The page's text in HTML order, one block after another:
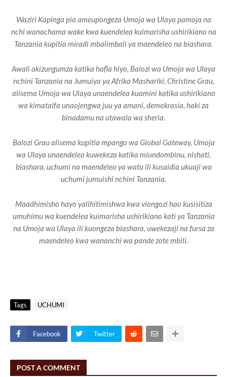
Waziri Kapinga pia ameupongeza Umoja wa Ulaya pamoja na
nchi wanachama wake kwa kuendelea kuimarisha ushirikiano na
Tanzania kupitia miradi mbalimbali ya maendeleo na biashara.
Awali akizungumza katika hafla hiyo, Balozi wa Umoja wa Ulaya
nchini Tanzania na Jumuiya ya Afrika Mashariki, Christine Grau,
alisema Umoja wa Ulaya unaendelea kuamini katika ushirikiano
wa kimataifa unaojengwa juu ya amani, demokrasia, haki za
binadamu na utawala wa sheria.
Balozi Grau alisema kupitia mpango wa Global Gateway, Umoja
wa Ulaya unaendelea kuwekeza katika miundombinu, nishati,
biashara, uchumi na maendeleo ya watu ili kusaidia ukuaji wa
uchumi jumuishi nchini Tanzania.
Maadhimisho hayo yalihitimishwa kwa viongozi hao kusisitiza
umuhimu wa kuendelea kuimarisha ushirikiano kati ya Tanzania
na Umoja wa Ulaya ili kuongeza biashara, uwekezaji na fursa za
maendeleo kwa wananchi wa pande zote mbili.
Tags UCHUMI
Facebook Twitter
POST A COMMENT